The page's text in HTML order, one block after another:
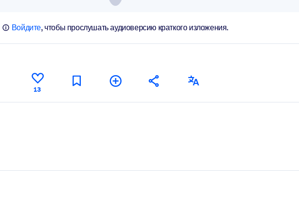
Войдите, чтобы прослушать аудиоверсию краткого изложения.
13